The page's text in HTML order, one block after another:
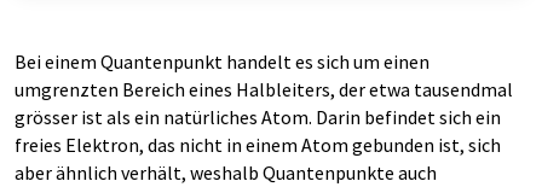
Bei einem Quantenpunkt handelt es sich um einen
umgrenzten Bereich eines Halbleiters, der etwa tausendmal
grösser ist als ein natürliches Atom. Darin befindet sich ein
freies Elektron, das nicht in einem Atom gebunden ist, sich
aber ähnlich verhält, weshalb Quantenpunkte auch